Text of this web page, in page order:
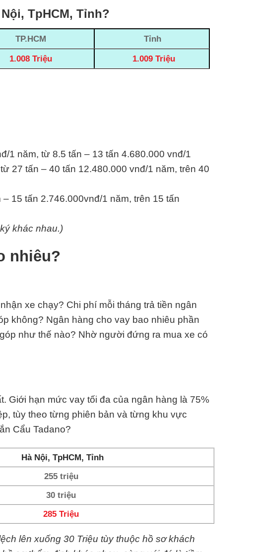
TpHCM, Tỉnh?
TP.HCM
Tỉnh
1.008 Triệu 1.009 Triệu
1 năm, từ 8.5 tấn – 13 tấn 4.680.000 vnđ/1
27 tấn – 40 tấn 12.480.000 vnđ/1 năm, trên 40
15 tấn 2.746.000vnđ/1 năm, trên 15 tấn
khác nhau.)
nhiêu?
xe chạy? Chi phí mỗi tháng trả tiền ngân
không? Ngân hàng cho vay bao nhiêu phần
như thế nào? Nhờ người đứng ra mua xe có
Giới hạn mức vay tối đa của ngân hàng là 75%
tùy theo từng phiên bản và từng khu vực
Cẩu Tadano?
Hà Nội, TpHCM, Tỉnh
255 triệu
30 triệu
285 Triệu
lên xuống 30 Triệu tùy thuộc hồ sơ khách